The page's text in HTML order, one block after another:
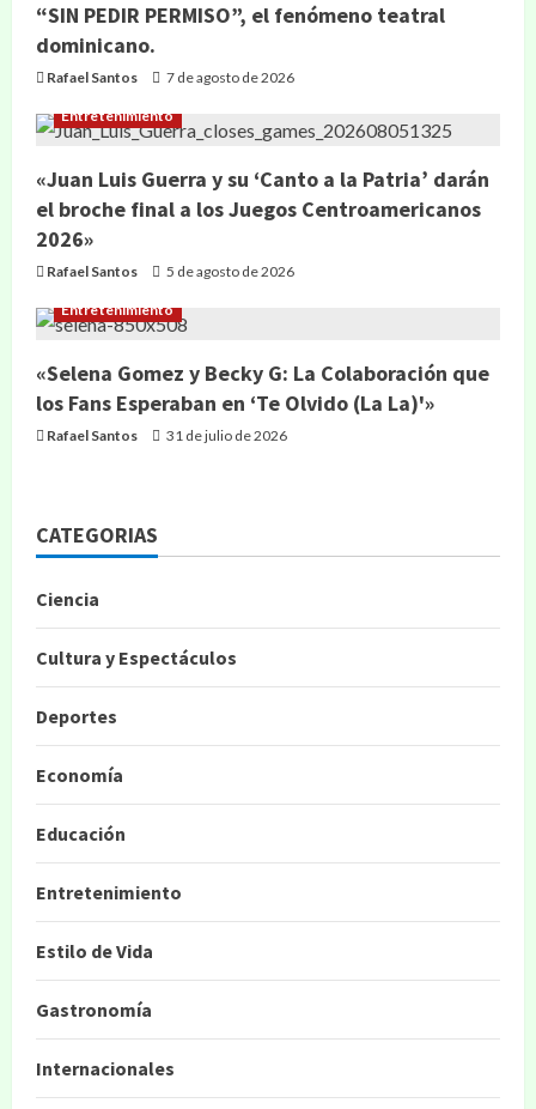
“SIN PEDIR PERMISO”, el fenómeno teatral
dominicano.
Rafael Santos 7 de agosto de 2026
Entretenimiento
«Juan Luis Guerra y su ‘Canto a la Patria’ darán
el broche final a los Juegos Centroamericanos
2026»
Rafael Santos 5 de agosto de 2026
Entretenimiento
«Selena Gomez y Becky G: La Colaboración que
los Fans Esperaban en ‘Te Olvido (La La)'»
Rafael Santos 31 de julio de 2026
CATEGORIAS
Ciencia
Cultura y Espectáculos
Deportes
Economía
Educación
Entretenimiento
Estilo de Vida
Gastronomía
Internacionales